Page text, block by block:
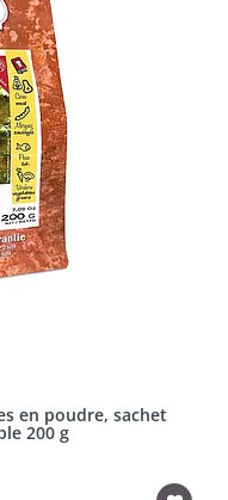
en poudre, sachet
200 g